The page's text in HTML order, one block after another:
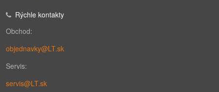
Rýchle kontakty
Obchod:
objednavky@LT.sk
Servis:
servis@LT.sk